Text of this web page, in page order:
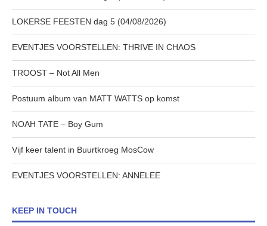
LOKERSE FEESTEN dag 5 (04/08/2026)
EVENTJES VOORSTELLEN: THRIVE IN CHAOS
TROOST – Not All Men
Postuum album van MATT WATTS op komst
NOAH TATE – Boy Gum
Vijf keer talent in Buurtkroeg MosCow
EVENTJES VOORSTELLEN: ANNELEE
KEEP IN TOUCH